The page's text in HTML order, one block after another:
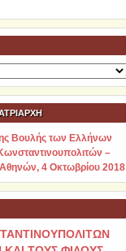
Βουλής των Ελλήνων
–
4 Οκτωβρίου 2018